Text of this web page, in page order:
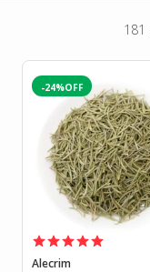
181
-24%
Alecrim